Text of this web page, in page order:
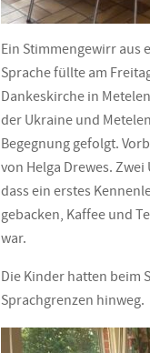
Ein Stimmengewirr aus
Sprache füllte am
Dankeskirche in
der Ukraine und
Begegnung gefolgt.
von Helga Drewes.
dass ein erstes
gebacken, Kaffee und
war.
Die Kinder hatten beim
Sprachgrenzen hinweg.